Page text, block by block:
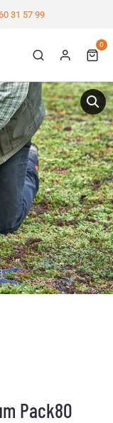
31 57 99
0
Pack80